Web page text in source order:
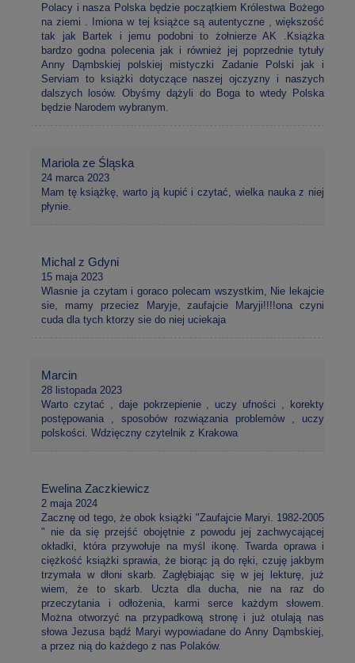
Polacy i nasza Polska będzie początkiem Królestwa Bożego
na ziemi . Imiona w tej książce są autentyczne , większość
tak jak Bartek i jemu podobni to żołnierze AK .Książka
bardzo godna polecenia jak i również jej poprzednie tytuły
Anny Dąmbskiej polskiej mistyczki Zadanie Polski jak i
Serviam to książki dotyczące naszej ojczyzny i naszych
dalszych losów. Obyśmy dążyli do Boga to wtedy Polska
będzie Narodem wybranym.
Mariola ze Śląska
24 marca 2023
Mam tę książkę, warto ją kupić i czytać, wielka nauka z niej
płynie.
Michal z Gdyni
15 maja 2023
Wlasnie ja czytam i goraco polecam wszystkim, Nie lekajcie
sie, mamy przeciez Maryje, zaufajcie Maryji!!!!ona czyni
cuda dla tych ktorzy sie do niej uciekaja
Marcin
28 listopada 2023
Warto czytać , daje pokrzepienie , uczy ufności , korekty
postępowania , sposobów rozwiązania problemów , uczy
polskości. Wdzięczny czytelnik z Krakowa
Ewelina Zaczkiewicz
2 maja 2024
Zacznę od tego, że obok książki "Zaufajcie Maryi. 1982-2005
" nie da się przejść obojętnie z powodu jej zachwycającej
okładki, która przywołuje na myśl ikonę. Twarda oprawa i
ciężkość książki sprawia, że biorąc ją do ręki, czuję jakbym
trzymała w dłoni skarb. Zagłębiając się w jej lekturę, już
wiem, że to skarb. Uczta dla ducha, nie na raz do
przeczytania i odłożenia, karmi serce każdym słowem.
Można otworzyć na przypadkową stronę i już otulają nas
słowa Jezusa bądź Maryi wypowiadane do Anny Dąmbskiej,
a przez nią do każdego z nas Polaków.